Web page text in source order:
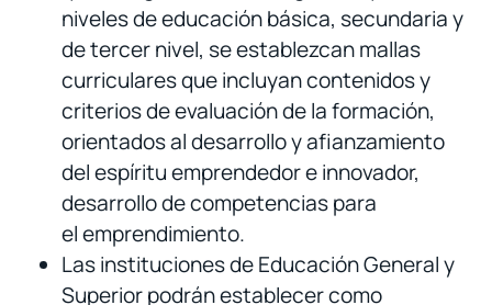
niveles de educación básica, secundaria y
de tercer nivel, se establezcan mallas
curriculares que incluyan contenidos y
criterios de evaluación de la formación,
orientados al desarrollo y afianzamiento
del espíritu emprendedor e innovador,
desarrollo de competencias para
el emprendimiento.
Las instituciones de Educación General y
Superior podrán establecer como